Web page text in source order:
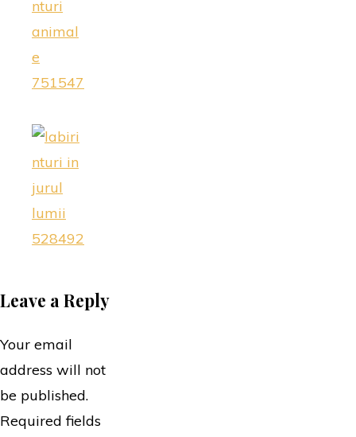
Leave a Reply
Your email
address will not
be published.
Required fields